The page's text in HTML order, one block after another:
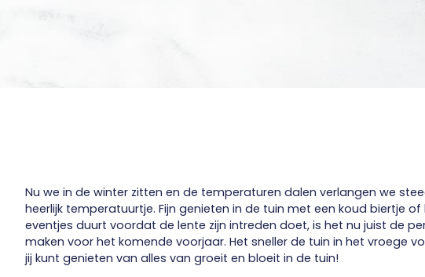
Nu we in de winter zitten en de temperaturen dalen verlangen we
heerlijk temperatuurtje. Fijn genieten in de tuin met een koud biertje of
eventjes duurt voordat de lente zijn intreden doet, is het nu juist de
maken voor het komende voorjaar. Het sneller de tuin in het vroege
jij kunt genieten van alles van groeit en bloeit in de tuin!